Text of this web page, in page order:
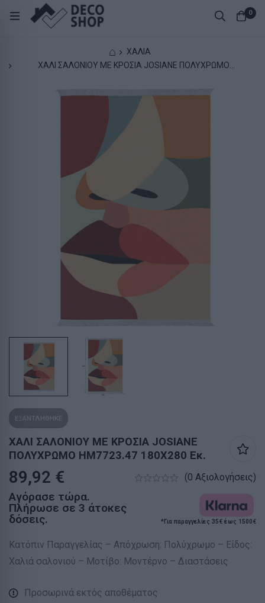
0
⌂
ΧΑΛΙΑ
ΧΑΛΙ ΣΑΛΟΝΙΟΥ ΜΕ ΚΡΟΣΙΑ JOSIANE ΠΟΛΥΧΡΩΜΟ
ΕΞΑΝΤΛΗΘΗΚΕ
ΧΑΛΙ ΣΑΛΟΝΙΟΥ ΜΕ ΚΡΟΣΙΑ JOSIANE
ΠΟΛΥΧΡΩΜΟ HM7723.47 180X280 Εκ.
89,92 € (0 Αξιολογήσεις)
Αγόρασε τώρα.
Πλήρωσε σε 3 άτοκες
δόσεις.
*Για παραγγελίες 35€ έως 1500€
Κατόπιν Παραγγελίας – Απόχρωση: Πολύχρωμο – Είδος:
Χαλιά σαλονιού – Μοτίβο: Μοντέρνο – Διαστάσεις
Προσωρινά εκτός αποθέματος